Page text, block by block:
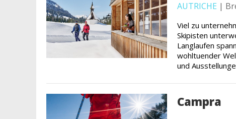
AUTRICHE |
Viel zu
Skipisten
Langlaufen
wohltuender
und
Campra